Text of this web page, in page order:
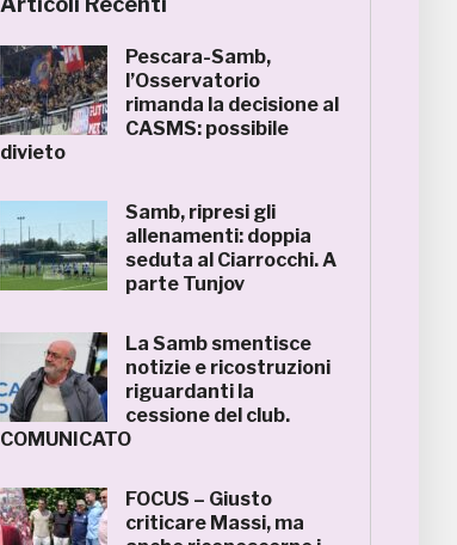
Pescara-Samb,
l’Osservatorio
rimanda la decisione al
CASMS: possibile
divieto
Samb, ripresi gli
allenamenti: doppia
seduta al Ciarrocchi. A
parte Tunjov
La Samb smentisce
notizie e ricostruzioni
riguardanti la
cessione del club.
COMUNICATO
FOCUS – Giusto
criticare Massi, ma